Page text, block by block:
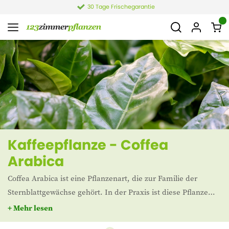
30 Tage Frischegarantie
Kaffeepflanze - Coffea
Arabica
Coffea Arabica ist eine Pflanzenart, die zur Familie der
Sternblattgewächse gehört. In der Praxis ist diese Pflanze
besser als Kaffeepflanze bekannt. Das liegt daran, dass sie
eine der beiden am häufigsten angebauten Kaffeesorten ist.
+ Mehr lesen